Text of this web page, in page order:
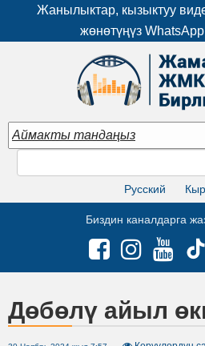
Жанылыктар, кызыктуу
жөнөтүңүз WhatsApp
Русский
Биздин каналдарга
Дөбөлү айыл